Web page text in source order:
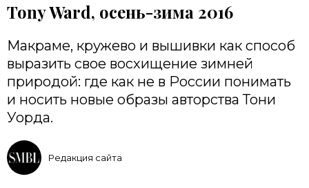
Tony Ward, осень-зима 2016
Макраме, кружево и вышивки как способ
выразить свое восхищение зимней
природой: где как не в России понимать
и носить новые образы авторства Тони
Уорда.
Редакция сайта